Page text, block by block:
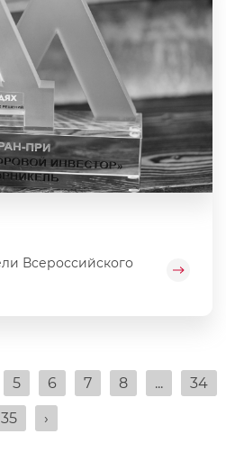
Всероссийского
5 6 7 8 ... 34
35 ›